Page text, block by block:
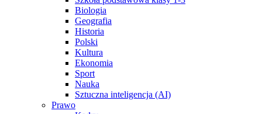
Biologia
Geografia
Historia
Polski
Kultura
Ekonomia
Sport
Nauka
Sztuczna inteligencja (AI)
Prawo